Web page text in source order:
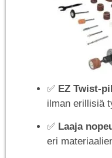
✅ EZ Twist-
ilman erillisiä
✅ Laaja
eri